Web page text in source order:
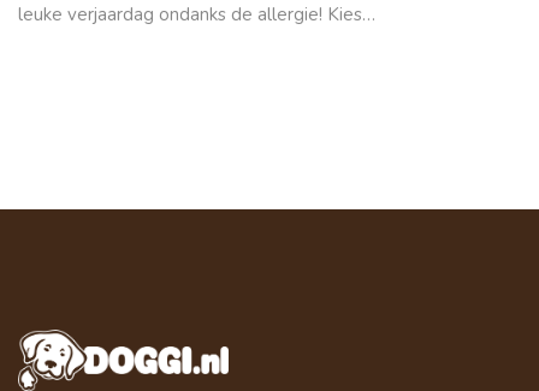
leuke verjaardag ondanks de allergie! Kies…